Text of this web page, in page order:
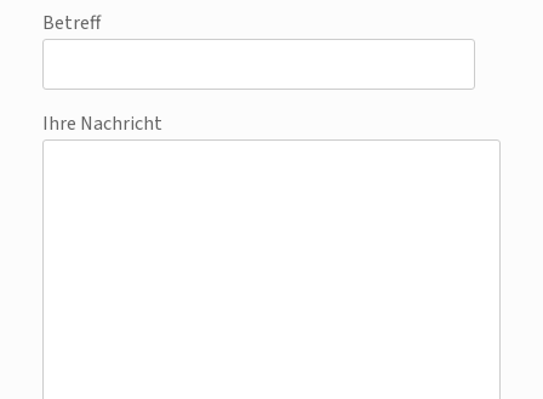
Betreff
Ihre Nachricht